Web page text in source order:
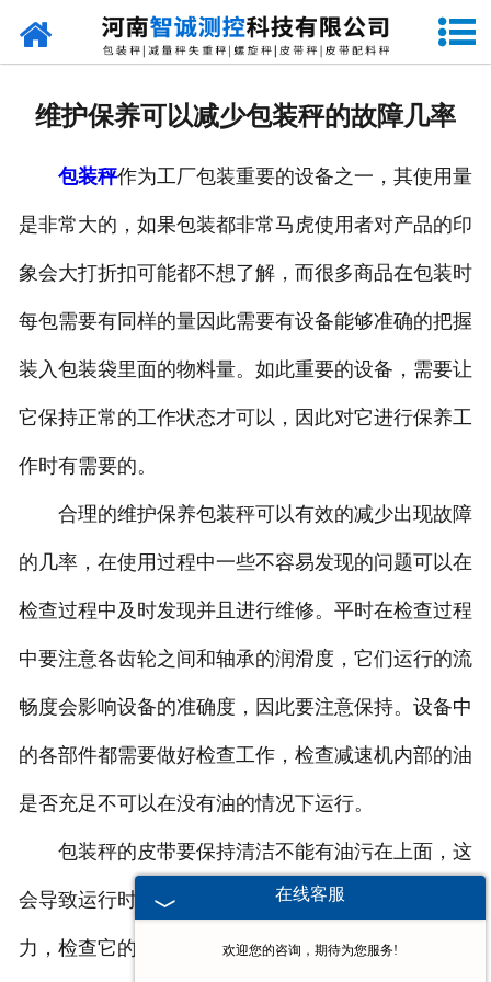
网站首页
设备原理
企业视频
联系我们
维护保养可以减少包装秤的故障几率
包装秤作为工厂包装重要的设备之一，其使用量
是非常大的，如果包装都非常马虎使用者对产品的印
象会大打折扣可能都不想了解，而很多商品在包装时
每包需要有同样的量因此需要有设备能够准确的把握
装入包装袋里面的物料量。如此重要的设备，需要让
它保持正常的工作状态才可以，因此对它进行保养工
作时有需要的。
合理的维护保养包装秤可以有效的减少出现故障
的几率，在使用过程中一些不容易发现的问题可以在
检查过程中及时发现并且进行维修。平时在检查过程
中要注意各齿轮之间和轴承的润滑度，它们运行的流
畅度会影响设备的准确度，因此要注意保持。设备中
的各部件都需要做好检查工作，检查减速机内部的油
是否充足不可以在没有油的情况下运行。
包装秤的皮带要保持清洁不能有油污在上面，这
会导致运行时摩擦力变小导致打滑不能正常传输动
力，检查它的磨损情况如果太严重应该及时更换，避
在线客服
欢迎您的咨询，期待为您服务!